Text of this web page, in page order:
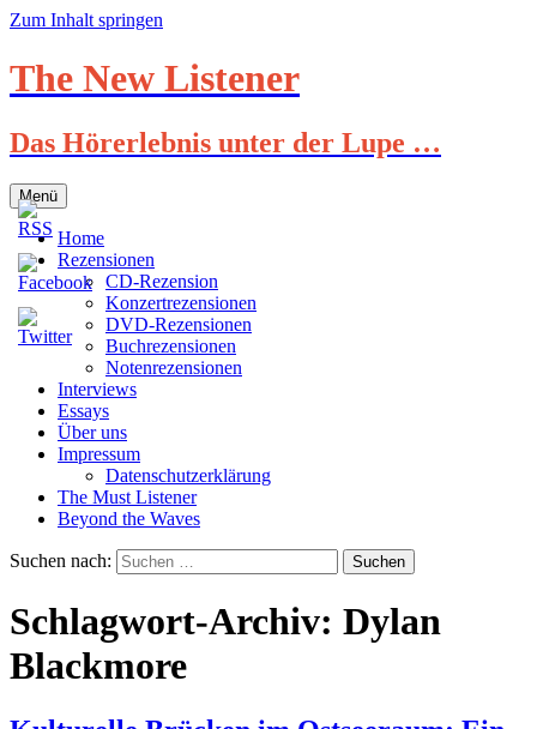
Zum Inhalt springen
The New Listener
Das Hörerlebnis unter der Lupe …
Menü
Home
Rezensionen
CD-Rezension
Konzertrezensionen
DVD-Rezensionen
Buchrezensionen
Notenrezensionen
Interviews
Essays
Über uns
Impressum
Datenschutzerklärung
The Must Listener
Beyond the Waves
Suchen nach:
Schlagwort-Archiv: Dylan
Blackmore